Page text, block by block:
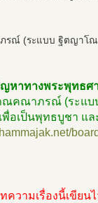
ภรณ์ (ระแบบ ฐิตญาโ
หาทางพระพุทธศ
ณคณาภรณ์ (ระแบ
พื่อเป็นพุทธบูชา
ความเรื่องนี้เขียน